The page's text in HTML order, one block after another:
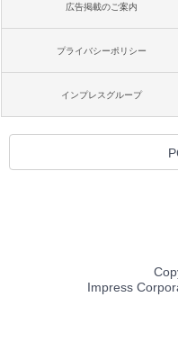
広告掲載のご案内
プライバシーポリシー
インプレスグループ
Impress